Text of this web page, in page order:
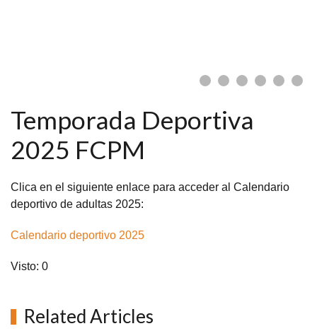
Temporada Deportiva
2025 FCPM
Clica en el siguiente enlace para acceder al Calendario
deportivo de adultas 2025:
Calendario deportivo 2025
Visto: 0
Related Articles